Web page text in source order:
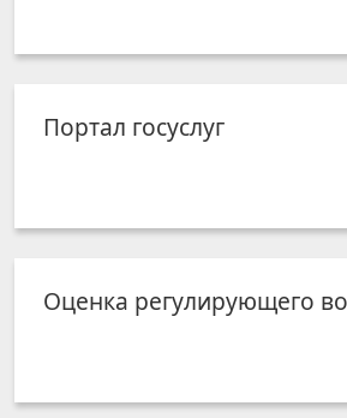
Портал госуслуг
Оценка регулирующего